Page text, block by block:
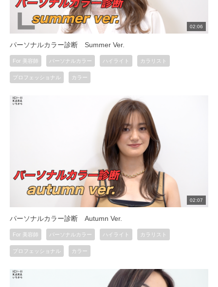
02:06
パーソナルカラー診断 Summer Ver.
For 美容師 パーソナルカラー ハイライト カラリスト
プロフェッショナル カラー
02:07
パーソナルカラー診断 Autumn Ver.
For 美容師 パーソナルカラー ハイライト カラリスト
プロフェッショナル カラー